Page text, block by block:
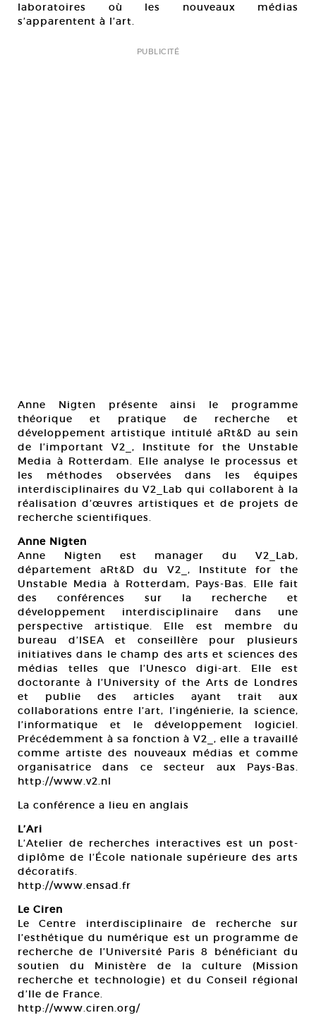
laboratoires où les nouveaux médias
s’apparentent à l’art.
PUBLICITÉ
Anne Nigten présente ainsi le programme
théorique et pratique de recherche et
développement artistique intitulé aRt&D au sein
de l’important V2_, Institute for the Unstable
Media à Rotterdam. Elle analyse le processus et
les méthodes observées dans les équipes
interdisciplinaires du V2_Lab qui collaborent à la
réalisation d’œuvres artistiques et de projets de
recherche scientifiques.
Anne Nigten
Anne Nigten est manager du V2_Lab,
département aRt&D du V2_, Institute for the
Unstable Media à Rotterdam, Pays-Bas. Elle fait
des conférences sur la recherche et
développement interdisciplinaire dans une
perspective artistique. Elle est membre du
bureau d’ISEA et conseillère pour plusieurs
initiatives dans le champ des arts et sciences des
médias telles que l’Unesco digi-art. Elle est
doctorante à l’University of the Arts de Londres
et publie des articles ayant trait aux
collaborations entre l’art, l’ingénierie, la science,
l’informatique et le développement logiciel.
Précédemment à sa fonction à V2_, elle a travaillé
comme artiste des nouveaux médias et comme
organisatrice dans ce secteur aux Pays-Bas.
http://www.v2.nl
La conférence a lieu en anglais
L’Ari
L’Atelier de recherches interactives est un post-
diplôme de l’École nationale supérieure des arts
décoratifs.
http://www.ensad.fr
Le Ciren
Le Centre interdisciplinaire de recherche sur
l’esthétique du numérique est un programme de
recherche de l’Université Paris 8 bénéficiant du
soutien du Ministère de la culture (Mission
recherche et technologie) et du Conseil régional
d’Ile de France.
http://www.ciren.org/